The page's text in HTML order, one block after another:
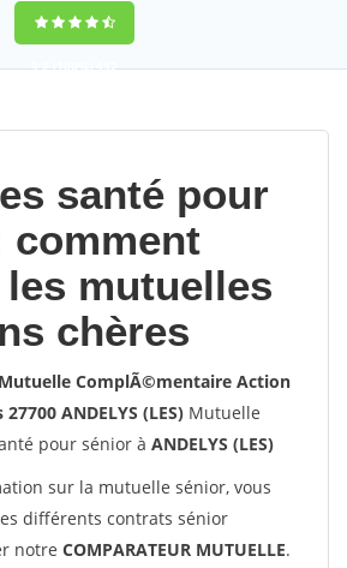
9,2(100%)452
santé pour
comment
mutuelles
chères
Mutuelle ComplÃ©mentaire Action
ANDELYS (LES) Mutuelle
pour sénior à ANDELYS (LES)
sur la mutuelle sénior, vous
différents contrats sénior
notre COMPARATEUR MUTUELLE.